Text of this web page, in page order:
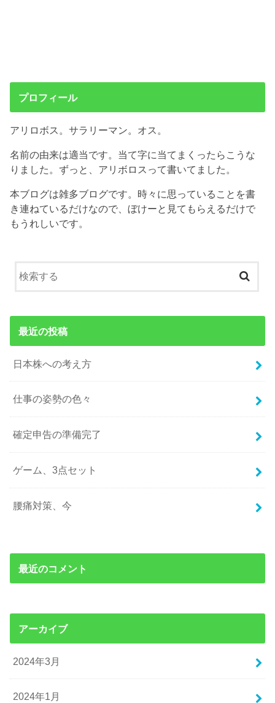
プロフィール
アリロボス。サラリーマン。オス。
名前の由来は適当です。当て字に当てまくったらこうな
りました。ずっと、アリボロスって書いてました。
本ブログは雑多ブログです。時々に思っていることを書
き連ねているだけなので、ぼけーと見てもらえるだけで
もうれしいです。
最近の投稿
日本株への考え方
仕事の姿勢の色々
確定申告の準備完了
ゲーム、3点セット
腰痛対策、今
最近のコメント
アーカイブ
2024年3月
2024年1月